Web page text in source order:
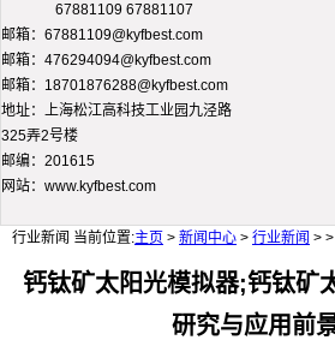
67881109 67881107
邮箱：67881109@kyfbest.com
邮箱：476294094@kyfbest.com
邮箱：18701876288@kyfbest.com
地址：上海松江高科技工业园九泾路
325弄2号楼
邮编：201615
网站：www.kyfbest.com
行业新闻 当前位置:主页 > 新闻中心 > 行业新闻 > >
钙钛矿太阳光模拟器;钙钛矿
研究与应用前